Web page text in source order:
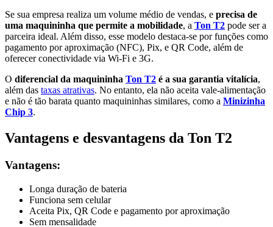
Se sua empresa realiza um volume médio de vendas, e precisa de
uma maquininha que permite a mobilidade, a Ton T2 pode ser a
parceira ideal. Além disso, esse modelo destaca-se por funções como
pagamento por aproximação (NFC), Pix, e QR Code, além de
oferecer conectividade via Wi-Fi e 3G.
O diferencial da maquininha Ton T2 é a sua garantia vitalícia,
além das taxas atrativas. No entanto, ela não aceita vale-alimentação
e não é tão barata quanto maquininhas similares, como a Minizinha
Chip 3.
Vantagens e desvantagens da Ton T2
Vantagens:
Longa duração de bateria
Funciona sem celular
Aceita Pix, QR Code e pagamento por aproximação
Sem mensalidade